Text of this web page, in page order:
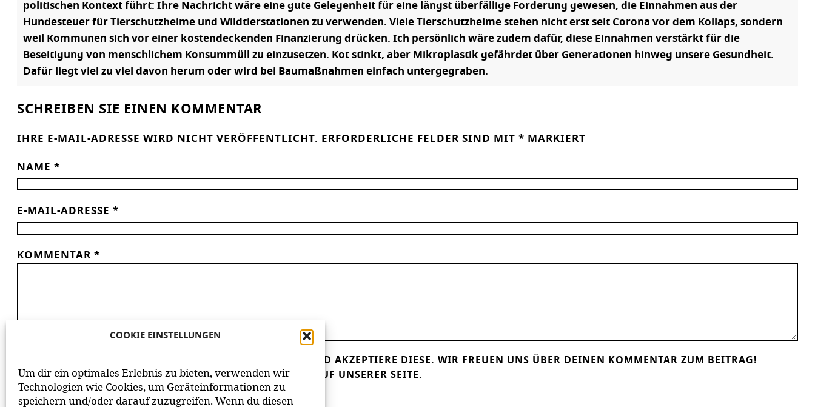
COOKIE EINSTELLUNGEN
Um dir ein optimales Erlebnis zu bieten, verwenden wir
Technologien wie Cookies, um Geräteinformationen zu
speichern und/oder darauf zuzugreifen. Wenn du diesen
politischen Kontext führt: Ihre Nachricht wäre eine gute Gelegenheit für eine längst überfällige Forderung gewesen, die Einnahmen aus der
Hundesteuer für Tierschutzheime und Wildtierstationen zu verwenden. Viele Tierschutzheime stehen nicht erst seit Corona vor dem Kollaps, sondern
weil Kommunen sich vor einer kostendeckenden Finanzierung drücken. Ich persönlich wäre zudem dafür, diese Einnahmen verstärkt für die
Beseitigung von menschlichem Konsummüll zu einzusetzen. Kot stinkt, aber Mikroplastik gefährdet über Generationen hinweg unsere Gesundheit.
Dafür liegt viel zu viel davon herum oder wird bei Baumaßnahmen einfach untergegraben.
SCHREIBEN SIE EINEN KOMMENTAR
IHRE E-MAIL-ADRESSE WIRD NICHT VERÖFFENTLICHT. ERFORDERLICHE FELDER SIND MIT * MARKIERT
NAME *
E-MAIL-ADRESSE *
KOMMENTAR *
GELESEN UND AKZEPTIERE DIESE. WIR FREUEN UNS ÜBER DEINEN KOMMENTAR ZUM BEITRAG!
BEACHTE BITTE UNSERENETIQUETTEZUM MITEINANDER AUF UNSERER SEITE.